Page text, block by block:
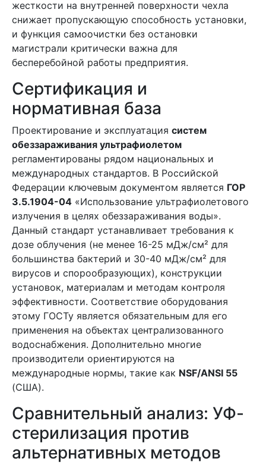
жесткости на внутренней поверхности чехла
снижает пропускающую способность установки,
и функция самоочистки без остановки
магистрали критически важна для
бесперебойной работы предприятия.
Сертификация и
нормативная база
Проектирование и эксплуатация систем
обеззараживания ультрафиолетом
регламентированы рядом национальных и
международных стандартов. В Российской
Федерации ключевым документом является ГОР
3.5.1904-04 «Использование ультрафиолетового
излучения в целях обеззараживания воды».
Данный стандарт устанавливает требования к
дозе облучения (не менее 16-25 мДж/см² для
большинства бактерий и 30-40 мДж/см² для
вирусов и спорообразующих), конструкции
установок, материалам и методам контроля
эффективности. Соответствие оборудования
этому ГОСТу является обязательным для его
применения на объектах централизованного
водоснабжения. Дополнительно многие
производители ориентируются на
международные нормы, такие как NSF/ANSI 55
(США).
Сравнительный анализ: УФ-
стерилизация против
альтернативных методов